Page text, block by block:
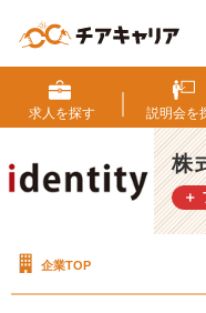
月
1
9
日
（
2
説
求人を探す 説明会を
株
＋
企業TOP